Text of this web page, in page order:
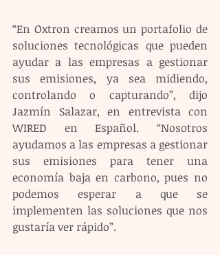
“En Oxtron creamos un portafolio de
soluciones tecnológicas que pueden
ayudar a las empresas a gestionar
sus emisiones, ya sea midiendo,
controlando o capturando”, dijo
Jazmín Salazar, en entrevista con
WIRED en Español. “Nosotros
ayudamos a las empresas a gestionar
sus emisiones para tener una
economía baja en carbono, pues no
podemos esperar a que se
implementen las soluciones que nos
gustaría ver rápido”.